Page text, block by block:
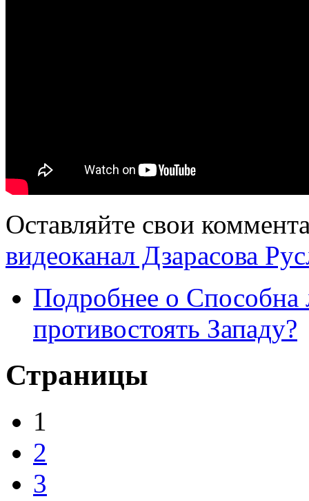
Оставляйте свои
видеоканал Дзарасова
Подробнее о Способна
противостоять Западу?
Страницы
1
2
3